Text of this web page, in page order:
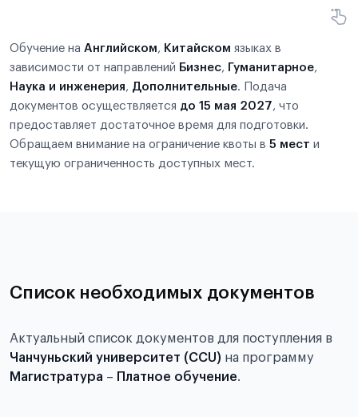
Обучение на Английском, Китайском языках в
зависимости от направлений Бизнес, Гуманитарное,
Наука и инженерия, Дополнительные. Подача
документов осуществляется до 15 мая 2027, что
предоставляет достаточное время для подготовки.
Обращаем внимание на ограничение квоты в 5 мест и
текущую ограниченность доступных мест.
Список необходимых документов
Актуальный список документов для поступления в
Чанчуньский университет (CCU) на программу
Магистратура – Платное обучение.